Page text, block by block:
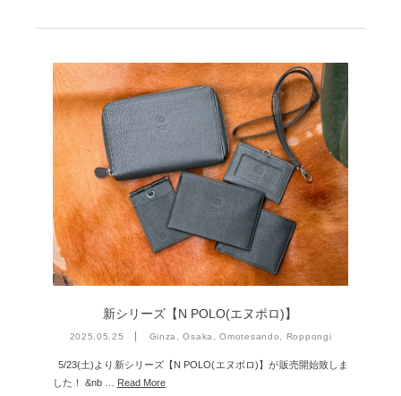
新シリーズ【N POLO(エヌポロ)】
2025.05.25 Ginza, Osaka, Omotesando, Roppongi
5/23(土)より新シリーズ【N POLO(エヌポロ)】が販売開始致しま
した！ &nb …
Read More